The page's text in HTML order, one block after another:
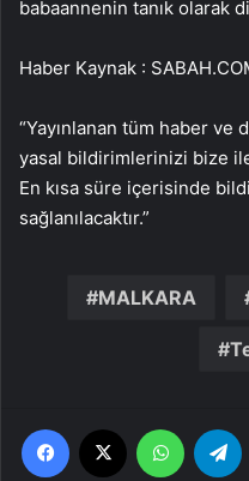
babaannenin tanık olarak
Haber Kaynak :
“Yayınlanan tüm haber
yasal bildirimlerinizi bize
En kısa süre içerisinde
sağlanılacaktır.”
MALKARA
Facebook WhatsApp